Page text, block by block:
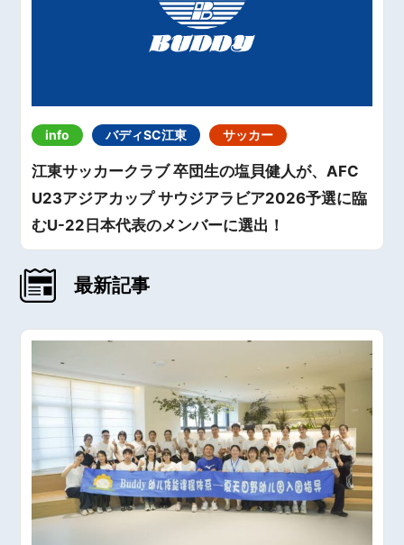
info バディSC江東 サッカー
江東サッカークラブ 卒団生の塩貝健人が、AFC
U23アジアカップ サウジアラビア2026予選に臨
むU-22日本代表のメンバーに選出！
最新記事